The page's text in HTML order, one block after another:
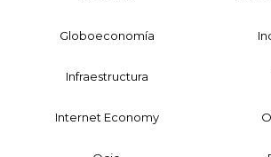
Globoeconomía
Infraestructura
Internet Economy